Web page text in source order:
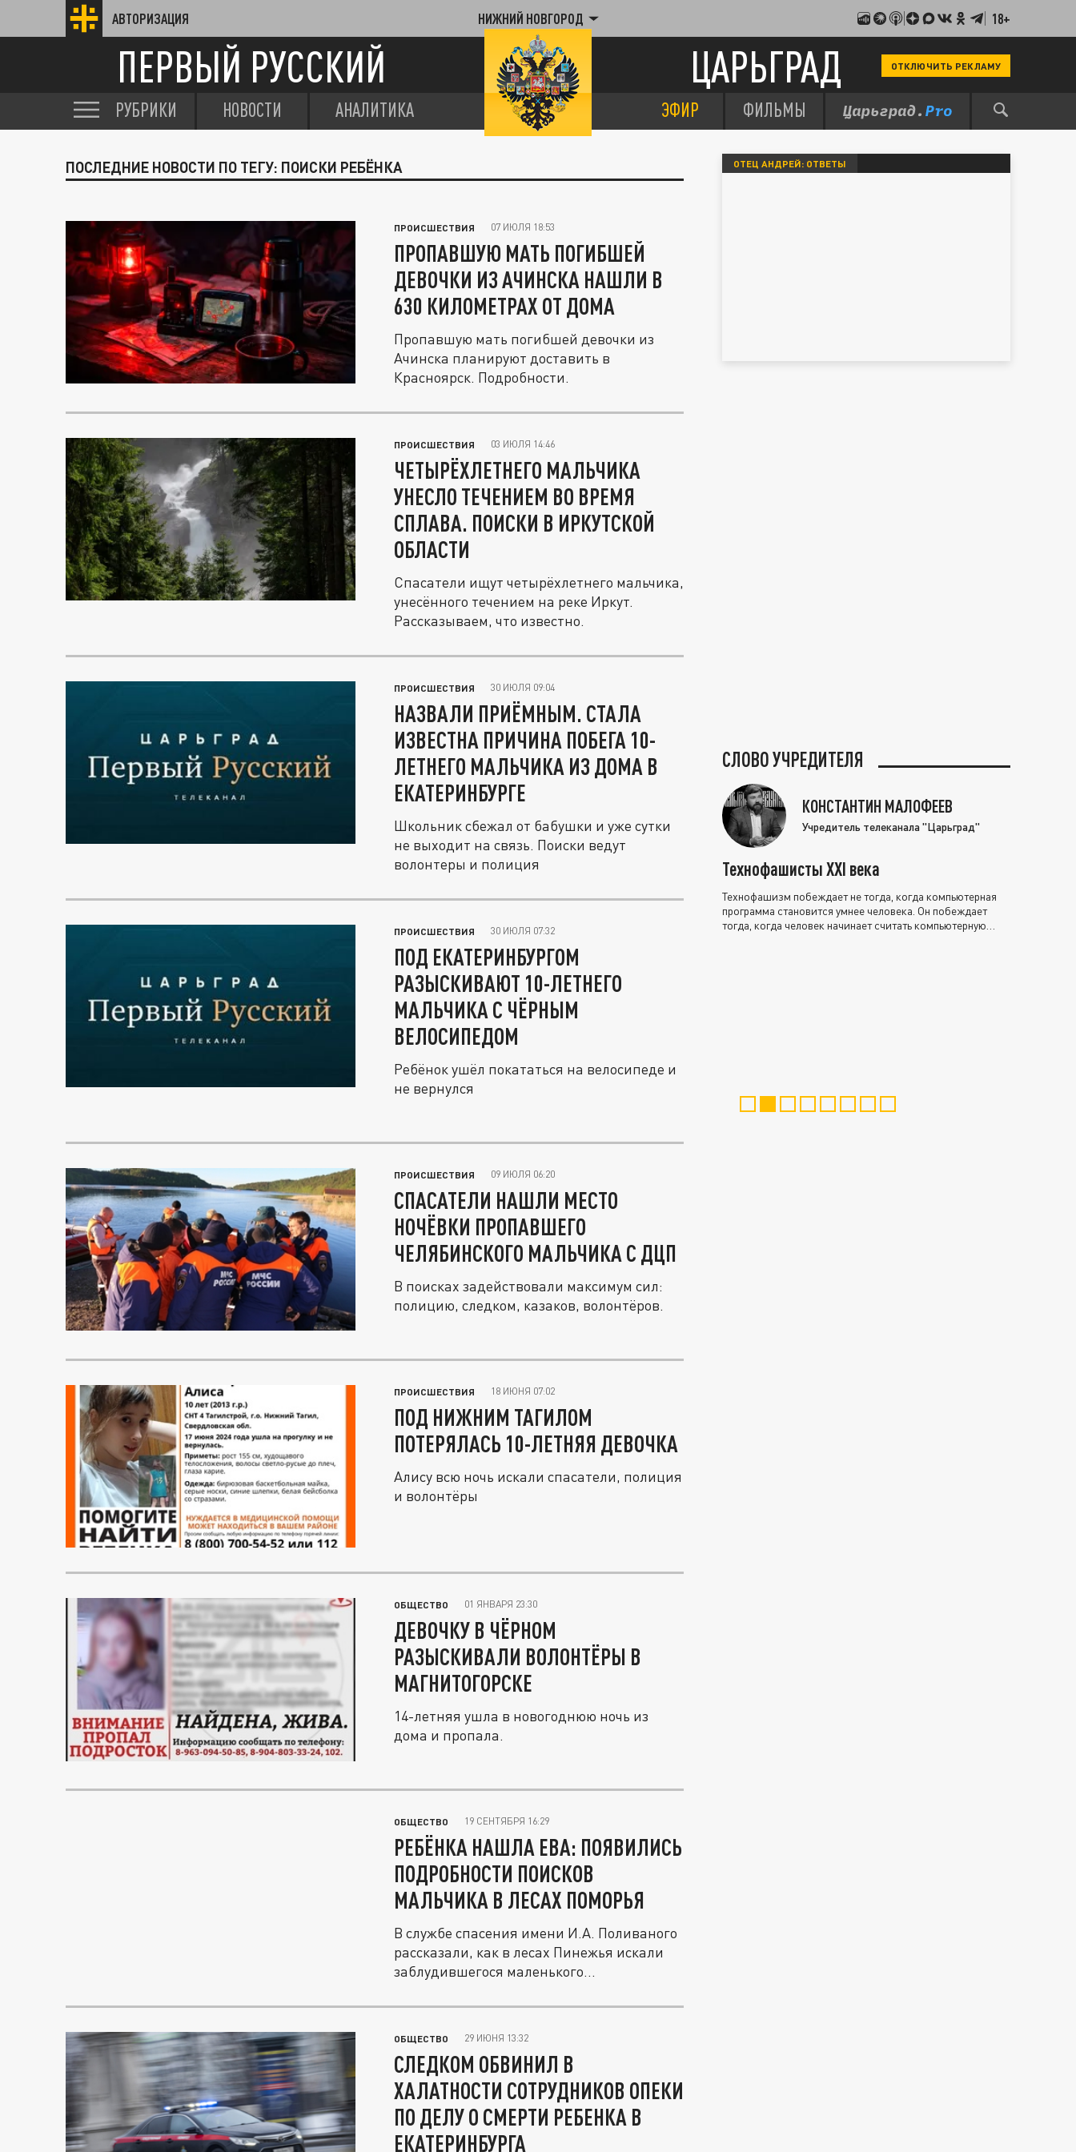
АВТОРИЗАЦИЯ НИЖНИЙ НОВГОРОД 18+
ПЕРВЫЙ РУССКИЙ ЦАРЬГРАД ОТКЛЮЧИТЬ РЕКЛАМУ
РУБРИКИ НОВОСТИ АНАЛИТИКА ЭФИР ФИЛЬМЫ
ПОСЛЕДНИЕ НОВОСТИ ПО ТЕГУ: ПОИСКИ РЕБЁНКА
ПРОИСШЕСТВИЯ 07 ИЮЛЯ 18:53
ПРОПАВШУЮ МАТЬ ПОГИБШЕЙ
ДЕВОЧКИ ИЗ АЧИНСКА НАШЛИ В
630 КИЛОМЕТРАХ ОТ ДОМА
Пропавшую мать погибшей девочки из
Ачинска планируют доставить в
Красноярск. Подробности.
ПРОИСШЕСТВИЯ 03 ИЮЛЯ 14:46
ЧЕТЫРЁХЛЕТНЕГО МАЛЬЧИКА
УНЕСЛО ТЕЧЕНИЕМ ВО ВРЕМЯ
СПЛАВА. ПОИСКИ В ИРКУТСКОЙ
ОБЛАСТИ
Спасатели ищут четырёхлетнего мальчика,
унесённого течением на реке Иркут.
Рассказываем, что известно.
ПРОИСШЕСТВИЯ 30 ИЮЛЯ 09:04
НАЗВАЛИ ПРИЁМНЫМ. СТАЛА
ИЗВЕСТНА ПРИЧИНА ПОБЕГА 10-
ЛЕТНЕГО МАЛЬЧИКА ИЗ ДОМА В
ЕКАТЕРИНБУРГЕ
Школьник сбежал от бабушки и уже сутки
не выходит на связь. Поиски ведут
волонтеры и полиция
ПРОИСШЕСТВИЯ 30 ИЮЛЯ 07:32
ПОД ЕКАТЕРИНБУРГОМ
РАЗЫСКИВАЮТ 10-ЛЕТНЕГО
МАЛЬЧИКА С ЧЁРНЫМ
ВЕЛОСИПЕДОМ
Ребёнок ушёл покататься на велосипеде и
не вернулся
ПРОИСШЕСТВИЯ 09 ИЮЛЯ 06:20
СПАСАТЕЛИ НАШЛИ МЕСТО
НОЧЁВКИ ПРОПАВШЕГО
ЧЕЛЯБИНСКОГО МАЛЬЧИКА С ДЦП
В поисках задействовали максимум сил:
полицию, следком, казаков, волонтёров.
ПРОИСШЕСТВИЯ 18 ИЮНЯ 07:02
ПОД НИЖНИМ ТАГИЛОМ
ПОТЕРЯЛАСЬ 10-ЛЕТНЯЯ ДЕВОЧКА
Алису всю ночь искали спасатели, полиция
и волонтёры
ОБЩЕСТВО 01 ЯНВАРЯ 23:30
ДЕВОЧКУ В ЧЁРНОМ
РАЗЫСКИВАЛИ ВОЛОНТЁРЫ В
МАГНИТОГОРСКЕ
14-летняя ушла в новогоднюю ночь из
дома и пропала.
ОБЩЕСТВО 19 СЕНТЯБРЯ 16:29
РЕБЁНКА НАШЛА ЕВА: ПОЯВИЛИСЬ
ПОДРОБНОСТИ ПОИСКОВ
МАЛЬЧИКА В ЛЕСАХ ПОМОРЬЯ
В службе спасения имени И.А. Поливаного
рассказали, как в лесах Пинежья искали
заблудившегося маленького...
ОБЩЕСТВО 29 ИЮНЯ 13:32
СЛЕДКОМ ОБВИНИЛ В
ХАЛАТНОСТИ СОТРУДНИКОВ ОПЕКИ
ПО ДЕЛУ О СМЕРТИ РЕБЕНКА В
ЕКАТЕРИНБУРГА
ОТЕЦ АНДРЕЙ: ОТВЕТЫ
СЛОВО УЧРЕДИТЕЛЯ
КОНСТАНТИН МАЛОФЕЕВ
Учредитель телеканала "Царьград"
Технофашисты XXI века
Технофашизм побеждает не тогда, когда компьютерная
программа становится умнее человека. Он побеждает
тогда, когда человек начинает считать компьютерную